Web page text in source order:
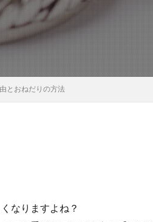
とおねだりの方法
なりますよね？